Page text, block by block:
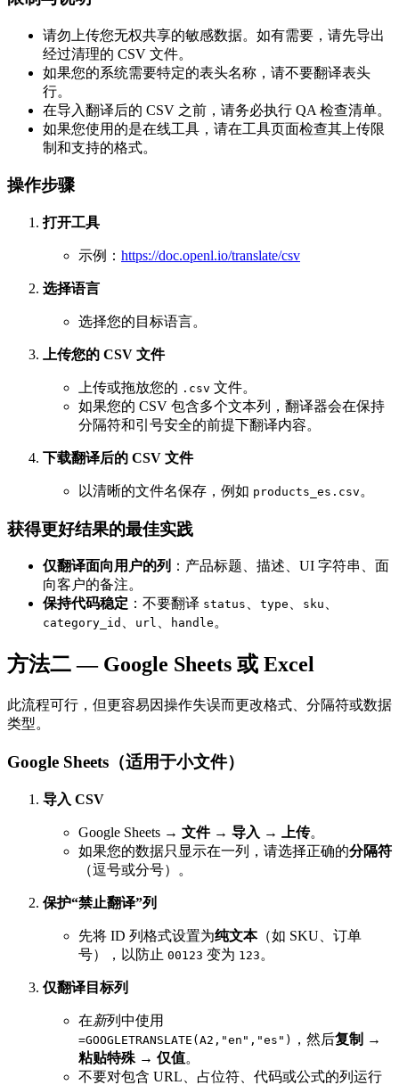
请勿上传您无权共享的敏感数据。如有需要，请先导出
经过清理的 CSV 文件。
如果您的系统需要特定的表头名称，请不要翻译表头
行。
在导入翻译后的 CSV 之前，请务必执行 QA 检查清单。
如果您使用的是在线工具，请在工具页面检查其上传限
制和支持的格式。
操作步骤
打开工具
示例： https://doc.openl.io/translate/csv
选择语言
选择您的目标语言。
上传您的 CSV 文件
上传或拖放您的 .csv 文件。
如果您的 CSV 包含多个文本列，翻译器会在保持
分隔符和引号安全的前提下翻译内容。
下载翻译后的 CSV 文件
以清晰的文件名保存，例如 products_es.csv 。
获得更好结果的最佳实践
仅翻译面向用户的列 ：产品标题、描述、UI 字符串、面
向客户的备注。
保持代码稳定 ：不要翻译 status 、 type 、 sku 、
category_id 、 url 、 handle。
方法二 — Google Sheets 或 Excel
此流程可行，但更容易因操作失误而更改格式、分隔符或数据
类型。
Google Sheets（适用于小文件）
导入 CSV
Google Sheets → 文件 → 导入 → 上传。
如果您的数据只显示在一列，请选择正确的分隔符
（逗号或分号）。
保护“禁止翻译”列
先将 ID 列格式设置为纯文本（如 SKU、订单
号），以防止 00123 变为 123 。
仅翻译目标列
在新列中使用
=GOOGLETRANSLATE(A2,"en","es") ，然后复制 →
粘贴特殊 → 仅值。
不要对包含 URL、占位符、代码或公式的列运行